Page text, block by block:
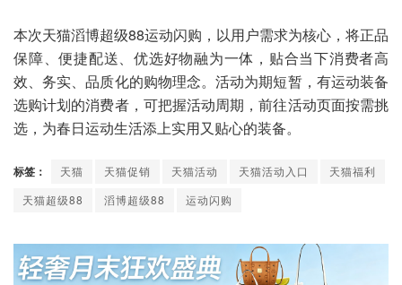
本次天猫滔博超级88运动闪购，以用户需求为核心，将正品
保障、便捷配送、优选好物融为一体，贴合当下消费者高
效、务实、品质化的购物理念。活动为期短暂，有运动装备
选购计划的消费者，可把握活动周期，前往活动页面按需挑
选，为春日运动生活添上实用又贴心的装备。
标签： 天猫 天猫促销 天猫活动 天猫活动入口
天猫福利
天猫超级88
滔博超级88 运动闪购